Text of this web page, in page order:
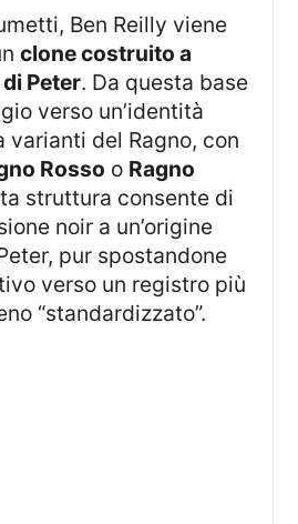
clone costruito a
Peter. Da questa base
verso un’identità
varianti del Ragno, con
Rosso o Ragno
struttura consente di
noir a un’origine
pur spostandone
verso un registro più
“standardizzato”.